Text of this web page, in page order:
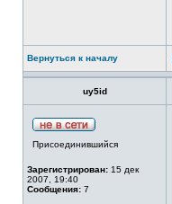
Вернуться к началу
uy5id
Присоединившийся
Зарегистрирован: 15 дек
2007, 19:40
Сообщения: 7